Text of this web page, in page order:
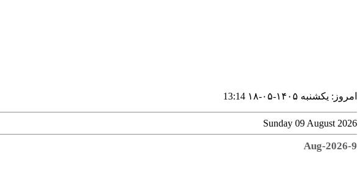
امروز: یکشنبه ۱۴۰۵-۰۵-۱۸ 13:14
Sunday 09 August 2026
9-Aug-2026